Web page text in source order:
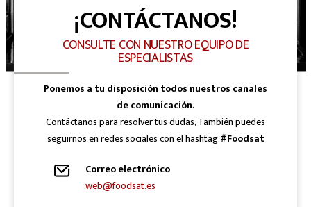
¡CONTÁCTANOS!
CONSULTE CON NUESTRO EQUIPO DE
ESPECIALISTAS
Ponemos a tu disposición todos nuestros canales
de comunicación.
Contáctanos para resolver tus dudas, También puedes
seguirnos en redes sociales con el hashtag#Foodsat
Correo electrónico
web@foodsat.es